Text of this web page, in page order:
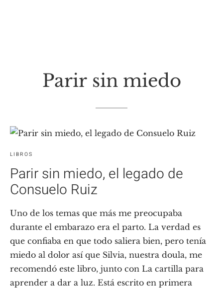
Parir sin miedo
LIBROS
Parir sin miedo, el legado de
Consuelo Ruiz
Uno de los temas que más me preocupaba
durante el embarazo era el parto. La verdad es
que confiaba en que todo saliera bien, pero tenía
miedo al dolor así que Silvia, nuestra doula, me
recomendó este libro, junto con La cartilla para
aprender a dar a luz. Está escrito en primera